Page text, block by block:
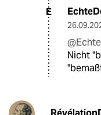
E
Nicht